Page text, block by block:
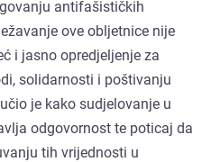
antifašističkih
ove obljetnice nije
i jasno opredjeljenje za
solidarnosti i poštivanju
je kako sudjelovanje u
odgovornost te poticaj da
tih vrijednosti u